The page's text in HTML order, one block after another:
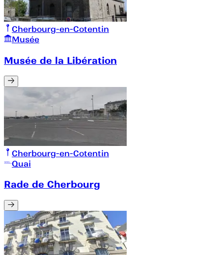
Cherbourg-en-Cotentin
Musée
Musée de la Libération
Cherbourg-en-Cotentin
Quai
Rade de Cherbourg